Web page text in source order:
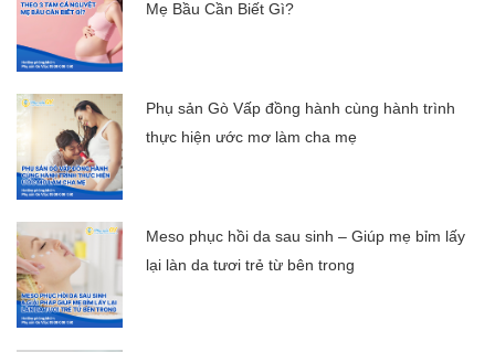
Mẹ Bầu Cần Biết Gì?
Phụ sản Gò Vấp đồng hành cùng hành trình
thực hiện ước mơ làm cha mẹ
Meso phục hồi da sau sinh – Giúp mẹ bỉm lấy
lại làn da tươi trẻ từ bên trong